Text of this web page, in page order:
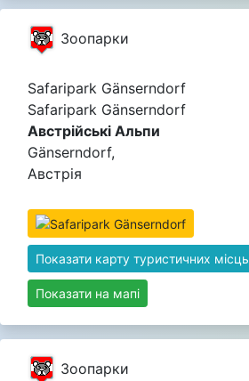
Зоопарки
Safaripark Gänserndorf
Safaripark Gänserndorf
Австрійські Альпи
Gänserndorf,
Австрія
Показати карту туристичних місць
Показати на мапі
Зоопарки